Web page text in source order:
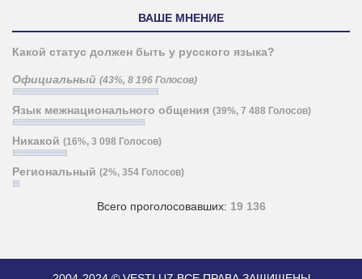
ВАШЕ МНЕНИЕ
Какой статус должен быть у русского языка?
Официальный (43%, 8 196 Голосов)
Язык межнационального общения (39%, 7 488 Голосов)
Никакой (16%, 3 098 Голосов)
Региональный (2%, 354 Голосов)
Всего проголосовавших: 19 136